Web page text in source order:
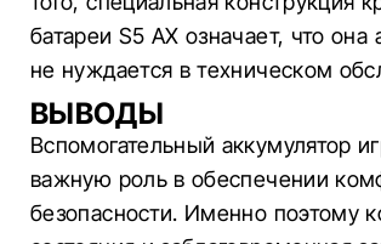
батареи S5 AX означает, что она
не нуждается в техническом
ВЫВОДЫ
Вспомогательный аккумулятор
важную роль в обеспечении
безопасности. Именно поэтому